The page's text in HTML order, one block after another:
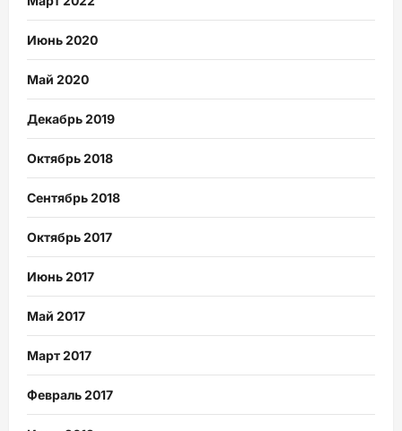
Июнь 2020
Май 2020
Декабрь 2019
Октябрь 2018
Сентябрь 2018
Октябрь 2017
Июнь 2017
Май 2017
Март 2017
Февраль 2017